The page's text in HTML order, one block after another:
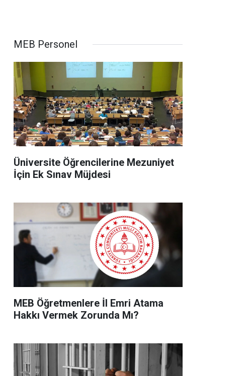
MEB Personel
Üniversite Öğrencilerine Mezuniyet
İçin Ek Sınav Müjdesi
MEB Öğretmenlere İl Emri Atama
Hakkı Vermek Zorunda Mı?